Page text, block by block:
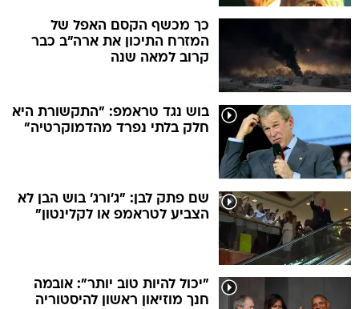
כך מכשף הקסם האפל של
המזרח התיכון את ארה"ב כבר
קרוב למאה שנה
בוש נגד טראמפ: "התקשורת היא
חלק בלתי נפרד מהדמוקרטיה"
שם פתק לבן: "ג'ורג' בוש הבן לא
הצביע לטראמפ או לקלינטון"
"יכול להיות טוב יותר": אובמה
חנך מוזיאון ראשון להיסטוריה